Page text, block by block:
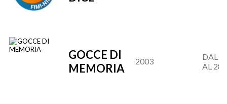
GOCCE DI
MEMORIA
2003
DAL
AL